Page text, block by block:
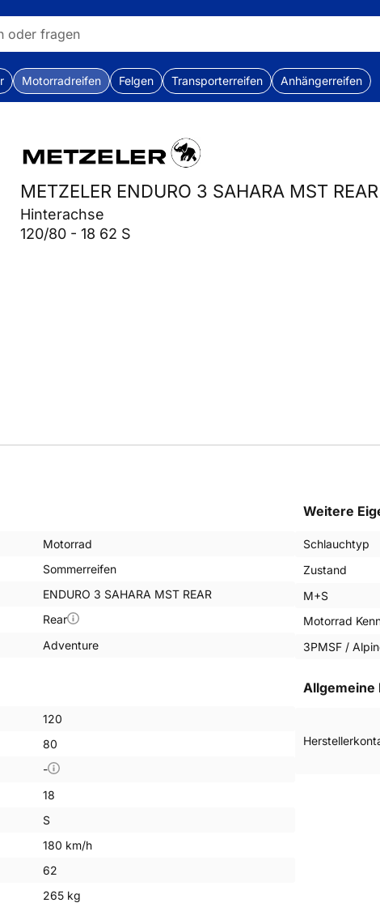
Motorradreifen Felgen Transporterreifen Anhängerreifen
METZELER ENDURO 3 SAHARA MST REAR
Hinterachse
120/80 - 18 62 S
120
80
-
18
S
180 km/h
62
265 kg
Motorrad
Sommerreifen
ENDURO 3 SAHARA MST REAR
Rear
Adventure
Weitere
Schlauchtyp
Zustand
M+S
Motorrad
3PMSF /
Allgemeine